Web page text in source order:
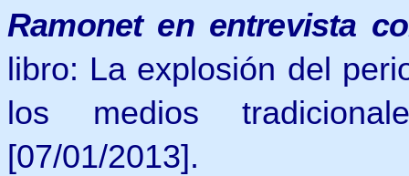
Ramonet en entrevista
libro: La explosión del
los medios
[07/01/2013].